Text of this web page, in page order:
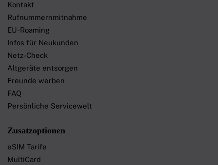
Kontakt
Rufnummernmitnahme
EU-Roaming
Infos für Neukunden
Netz-Check
Altgeräte entsorgen
Freunde werben
FAQ
Persönliche Servicewelt
Zusatzoptionen
eSIM Tarife
MultiCard